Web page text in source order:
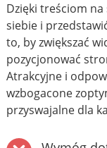
Dzięki treściom
siebie i
to, by zwiększać
pozycjonować
Atrakcyjne i
wzbogacone
przyswajalne dla